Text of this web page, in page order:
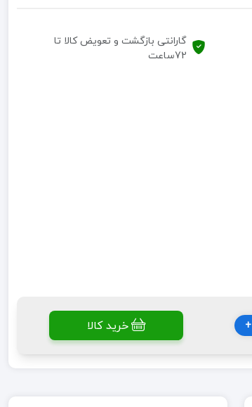
گارانتی بازگشت و تعویض کالا تا
72ساعت
+ خرید کالا